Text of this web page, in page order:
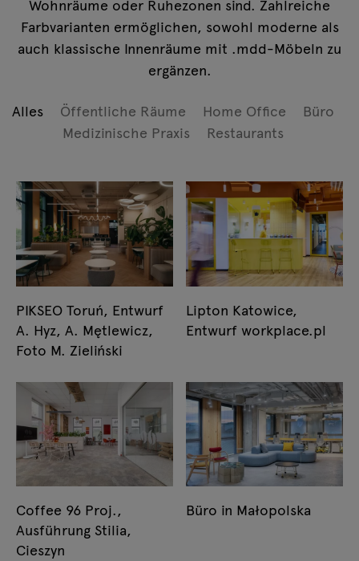
Wohnräume oder Ruhezonen sind. Zahlreiche
Farbvarianten ermöglichen, sowohl moderne als
auch klassische Innenräume mit .mdd-Möbeln zu
ergänzen.
Alles Öffentliche Räume Home Office
Büro
Medizinische Praxis
Restaurants
PIKSEO Toruń, Entwurf
A. Hyz, A. Mętlewicz,
Foto M. Zieliński
Lipton Katowice,
Entwurf workplace.pl
Coffee 96 Proj.,
Ausführung Stilia,
Cieszyn
Büro in Małopolska